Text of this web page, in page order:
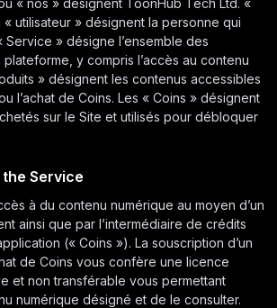
« nos » désignent ToonHub Tech Ltd. «
utilisateur » désignent la personne qui
Service » désigne l’ensemble des
y compris l’accès au contenu
» désignent les contenus accessibles
l’achat de Coins. Les « Coins » désignent
sur le Site et utilisés pour débloquer
Service
à du contenu numérique au moyen d’un
ainsi que par l’intermédiaire de crédits
(« Coins »). La souscription d’un
de Coins vous confère une licence
et non transférable vous permettant
numérique désigné et de le consulter.